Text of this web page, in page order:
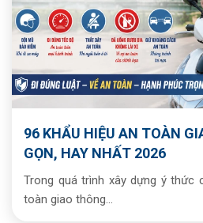
96 KHẨU HIỆU AN TOÀN
GỌN, HAY NHẤT 2026
Trong quá trình xây dựng ý thức
toàn giao thông...